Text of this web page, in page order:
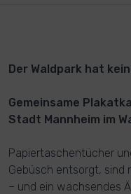
Der Waldpark hat
Gemeinsame
Stadt Mannheim im
Papiertaschentücher
Gebüsch entsorgt, sind
– und ein wachsendes